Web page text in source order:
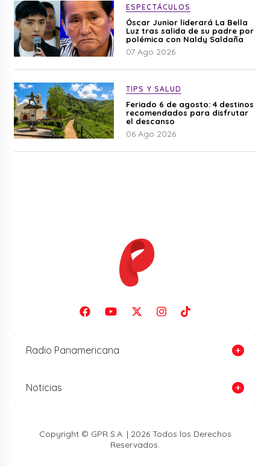
ESPECTÁCULOS
Óscar Junior liderará La Bella
Luz tras salida de su padre por
polémica con Naldy Saldaña
07 Ago 2026
TIPS Y SALUD
Feriado 6 de agosto: 4 destinos
recomendados para disfrutar
el descanso
06 Ago 2026
Radio Panamericana
Noticias
Copyright © GPR S.A. | 2026 Todos los Derechos
Reservados.